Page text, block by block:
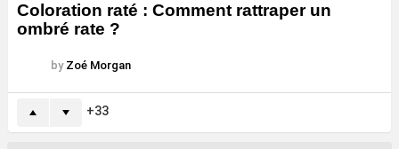
Coloration raté : Comment rattraper un
ombré rate ?
by Zoé Morgan
33